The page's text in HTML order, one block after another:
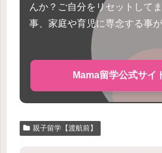
んか？ご自分をリセットして
事、家庭や育児に専念する事が
Mama留学公式サイ
親子留学【渡航前】